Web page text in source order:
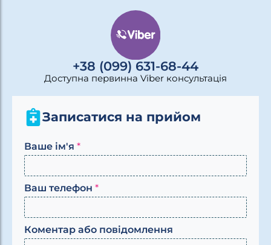
+38 (099) 631-68-44
Доступна первинна Viber консультація
Записатися на прийом
Ваше ім'я *
*
а
б
В
Ваш телефон *
Коментар або повідомлення